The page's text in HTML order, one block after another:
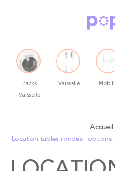
Packs
Vaisselle
Vaisselle
au
Accueil
Location tables rondes :